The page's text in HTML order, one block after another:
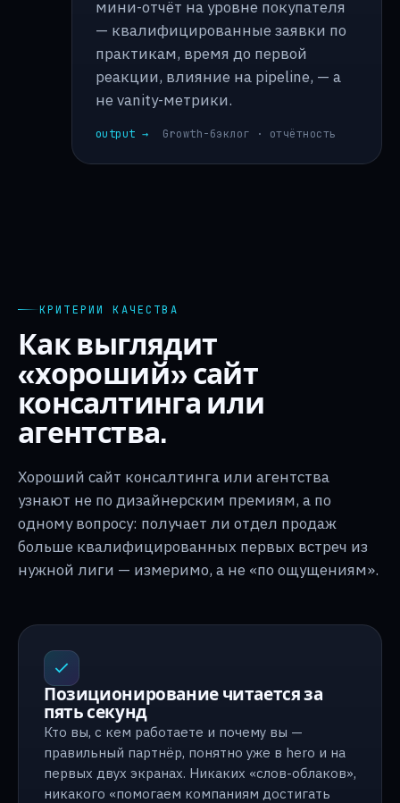
мини-отчёт на уровне покупателя
— квалифицированные заявки по
практикам, время до первой
реакции, влияние на pipeline, — а
не vanity-метрики.
output → Growth-бэклог · отчётность
КРИТЕРИИ КАЧЕСТВА
Как выглядит
«хороший» сайт
консалтинга или
агентства.
Хороший сайт консалтинга или агентства
узнают не по дизайнерским премиям, а по
одному вопросу: получает ли отдел продаж
больше квалифицированных первых встреч из
нужной лиги — измеримо, а не «по ощущениям».
Позиционирование читается за
пять секунд
Кто вы, с кем работаете и почему вы —
правильный партнёр, понятно уже в hero и на
первых двух экранах. Никаких «слов-облаков»,
никакого «помогаем компаниям достигать